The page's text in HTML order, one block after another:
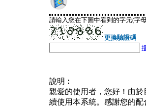
請輸入您在下圖中看到的字元(字
更換驗證碼
說明︰
親愛的使用者，您好！由
續使用本系統。感謝您的配